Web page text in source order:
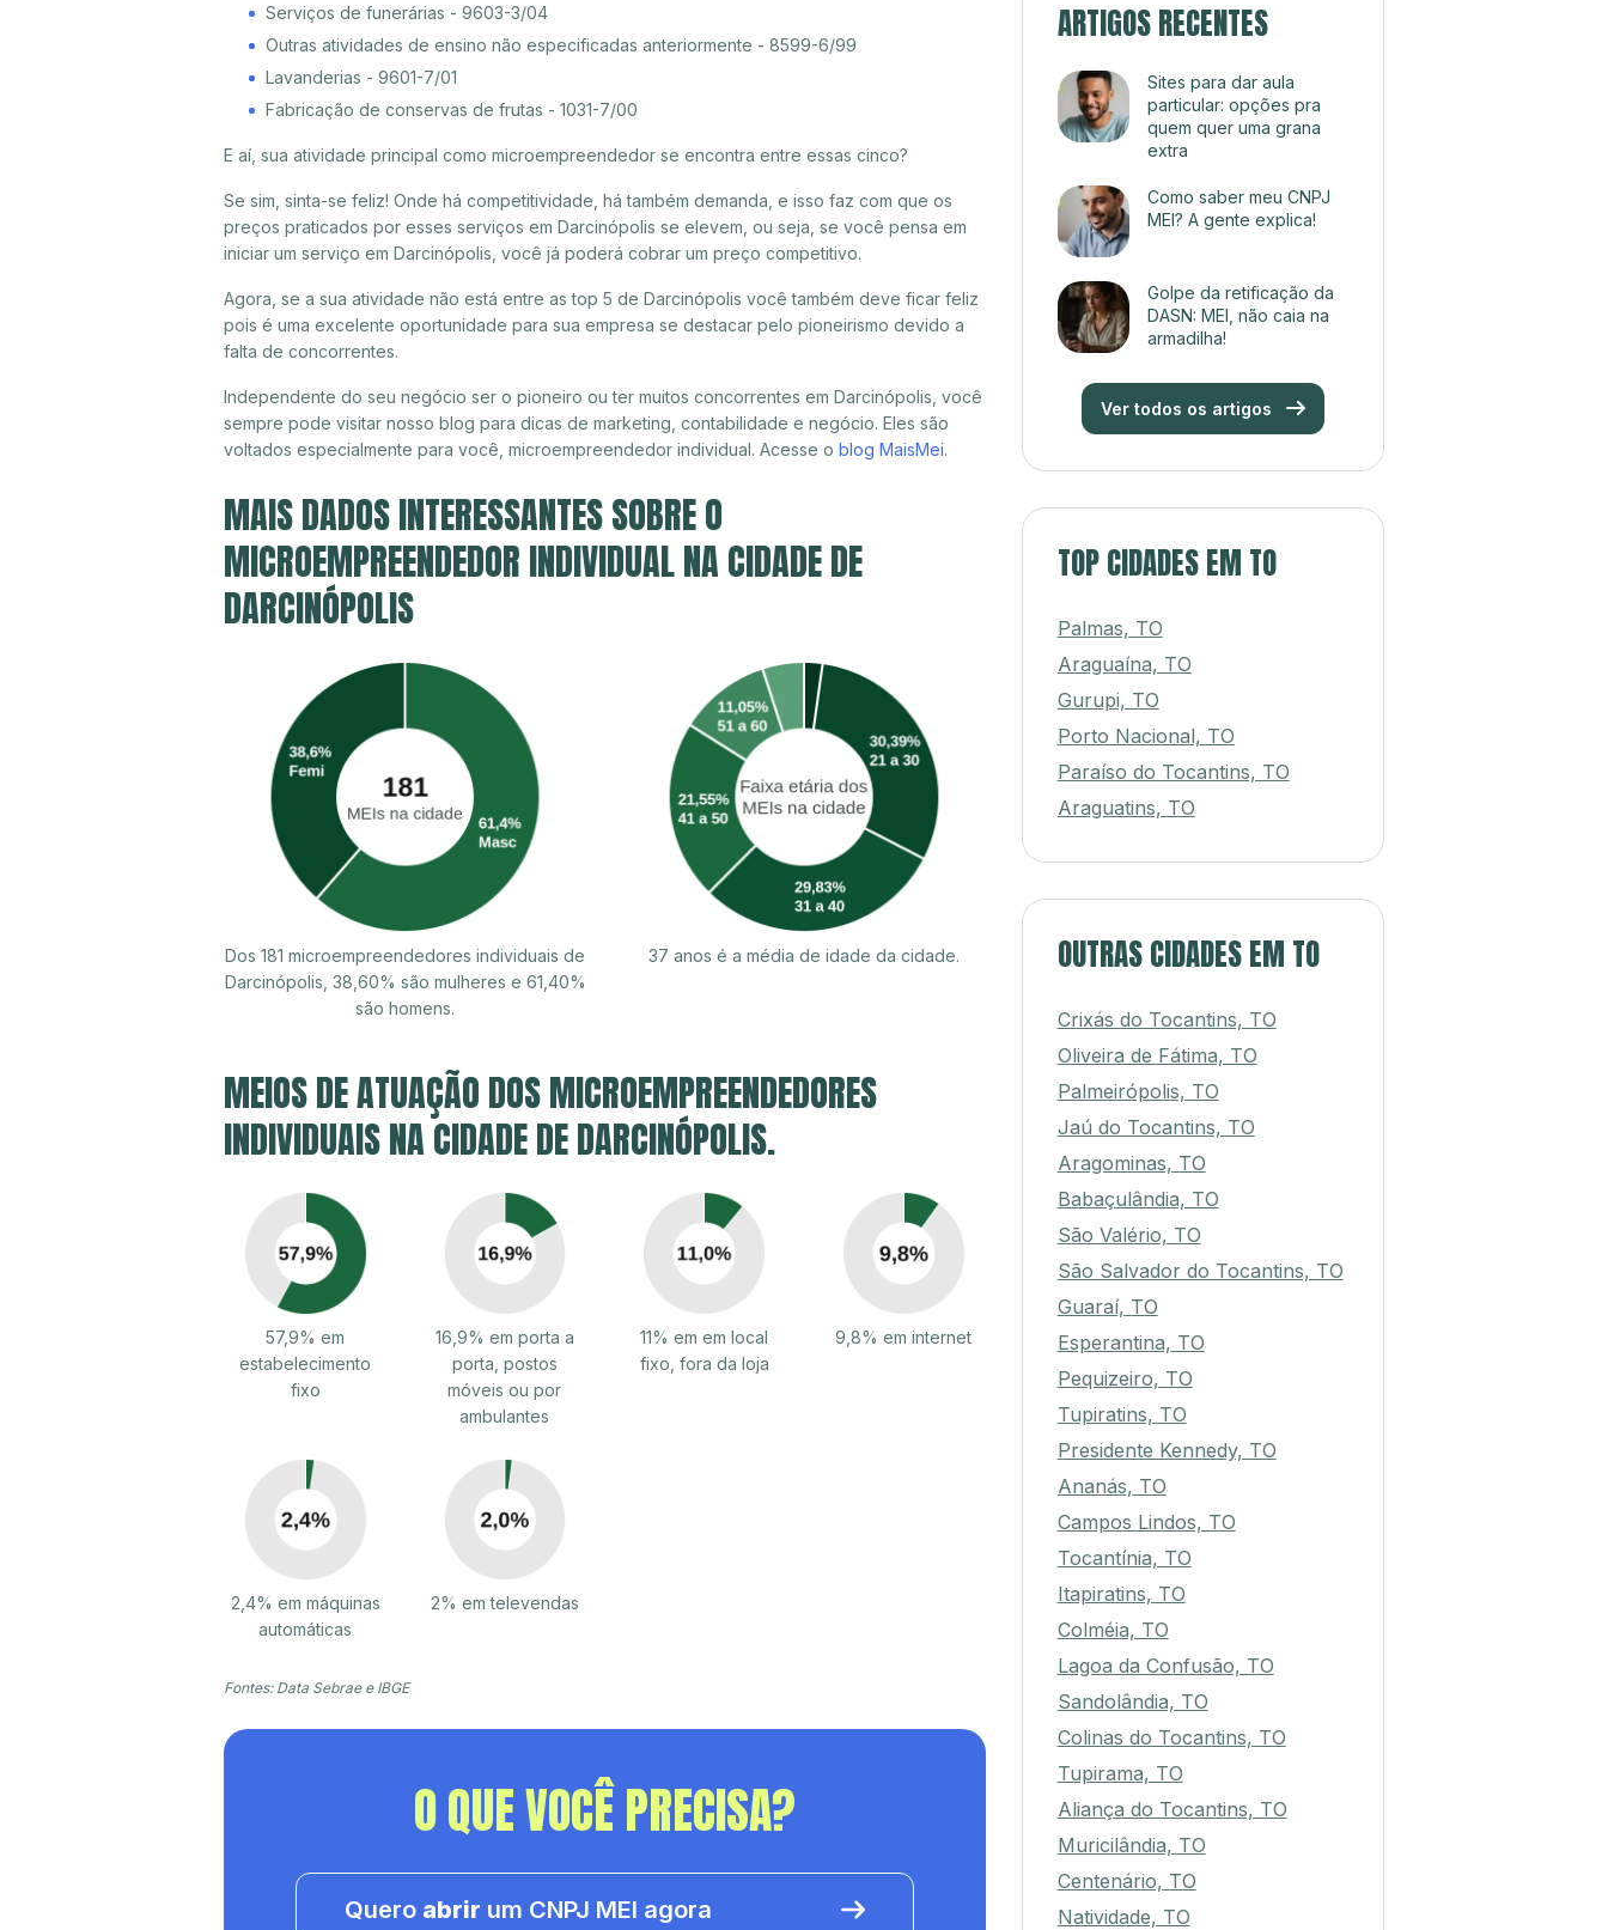
Serviços de funerárias - 9603-3/04
Outras atividades de ensino não especificadas anteriormente - 8599-6/99
Lavanderias - 9601-7/01
Fabricação de conservas de frutas - 1031-7/00
E aí, sua atividade principal como microempreendedor se encontra entre essas cinco?
Se sim, sinta-se feliz! Onde há competitividade, há também demanda, e isso faz com que os
preços praticados por esses serviços em Darcinópolis se elevem, ou seja, se você pensa em
iniciar um serviço em Darcinópolis, você já poderá cobrar um preço competitivo.
Agora, se a sua atividade não está entre as top 5 de Darcinópolis você também deve ficar feliz
pois é uma excelente oportunidade para sua empresa se destacar pelo pioneirismo devido a
falta de concorrentes.
Independente do seu negócio ser o pioneiro ou ter muitos concorrentes em Darcinópolis, você
sempre pode visitar nosso blog para dicas de marketing, contabilidade e negócio. Eles são
voltados especialmente para você, microempreendedor individual. Acesse o blog MaisMei.
MAIS DADOS INTERESSANTES SOBRE O
MICROEMPREENDEDOR INDIVIDUAL NA CIDADE DE
DARCINÓPOLIS
Dos 181 microempreendedores individuais de
Darcinópolis, 38,60% são mulheres e 61,40%
são homens.
37 anos é a média de idade da cidade.
MEIOS DE ATUAÇÃO DOS MICROEMPREENDEDORES
INDIVIDUAIS NA CIDADE DE DARCINÓPOLIS.
57,9% em
estabelecimento
fixo
16,9% em porta a
porta, postos
móveis ou por
ambulantes
11% em em local
fixo, fora da loja
9,8% em internet
2,4% em máquinas
automáticas
2% em televendas
Fontes: Data Sebrae e IBGE
O QUE VOCÊ PRECISA?
Quero abrir um CNPJ MEI agora
ARTIGOS RECENTES
Sites para dar aula
particular: opções pra
quem quer uma grana
extra
Como saber meu CNPJ
MEI? A gente explica!
Golpe da retificação da
DASN: MEI, não caia na
armadilha!
Ver todos os artigos
TOP CIDADES EM TO
Palmas, TO
Araguaína, TO
Gurupi, TO
Porto Nacional, TO
Paraíso do Tocantins, TO
Araguatins, TO
OUTRAS CIDADES EM TO
Crixás do Tocantins, TO
Oliveira de Fátima, TO
Palmeirópolis, TO
Jaú do Tocantins, TO
Aragominas, TO
Babaçulândia, TO
São Valério, TO
São Salvador do Tocantins, TO
Guaraí, TO
Esperantina, TO
Pequizeiro, TO
Tupiratins, TO
Presidente Kennedy, TO
Ananás, TO
Campos Lindos, TO
Tocantínia, TO
Itapiratins, TO
Colméia, TO
Lagoa da Confusão, TO
Sandolândia, TO
Colinas do Tocantins, TO
Tupirama, TO
Aliança do Tocantins, TO
Muricilândia, TO
Centenário, TO
Natividade, TO